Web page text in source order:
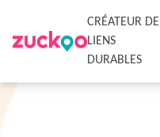
CRÉATEUR DE
LIENS
DURABLES